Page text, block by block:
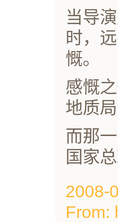
当导
时，
慨。
感慨
地质
而那
国家
2008-
From: